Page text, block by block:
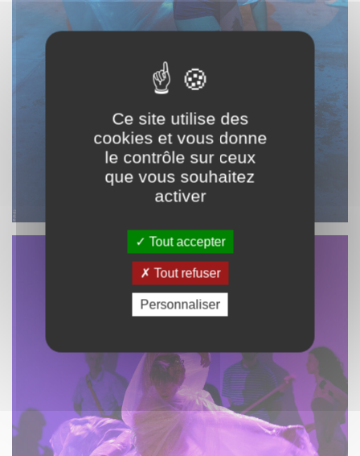
Ce site utilise des
cookies et vous donne
le contrôle sur ceux
que vous souhaitez
activer
Tout accepter
Tout refuser
Personnaliser